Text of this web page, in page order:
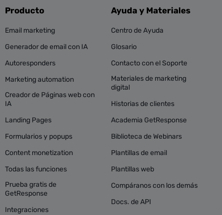
Producto
Email marketing
Generador de email con IA
Autoresponders
Marketing automation
Creador de Páginas web con
IA
Landing Pages
Formularios y popups
Content monetization
Todas las funciones
Prueba gratis de
GetResponse
Integraciones
Ayuda y Materiales
Centro de Ayuda
Glosario
Contacto con el Soporte
Materiales de marketing
digital
Historias de clientes
Academia GetResponse
Biblioteca de Webinars
Plantillas de email
Plantillas web
Compáranos con los demás
Docs. de API